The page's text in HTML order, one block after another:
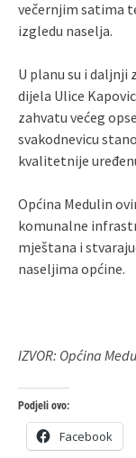
večernjim satima
izgledu naselja.
U planu su i
dijela Ulice
zahvatu većeg
svakodnevicu
kvalitetnije
Općina Medulin
komunalne
mještana i
naseljima općine.
IZVOR: Općina
Podjeli ovo:
Facebook